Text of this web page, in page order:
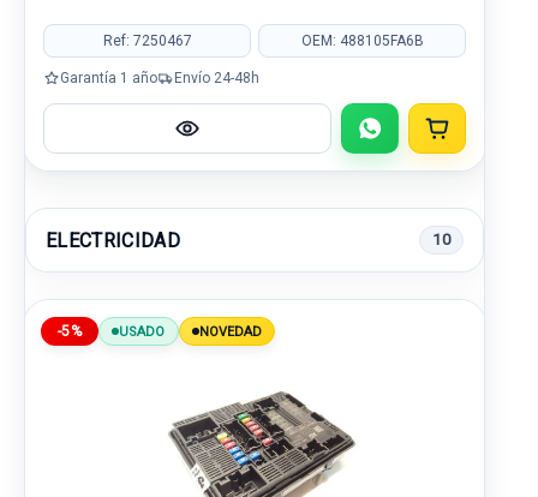
Ref: 7250467 OEM: 488105FA6B
Garantía 1 año Envío 24-48h
ELECTRICIDAD 10
-5% USADO NOVEDAD